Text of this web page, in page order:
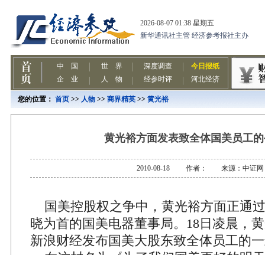
您的位置： 首页 >> 人物 >> 商界精英 >> 黄光裕
黄光裕方面发表致全体国美员工
2010-08-18 作者： 来源：中证网
国美控股权之争中，黄光裕方面正通
晓为首的国美电器董事局。18日凌晨，
新浪财经发布国美大股东致全体员工的